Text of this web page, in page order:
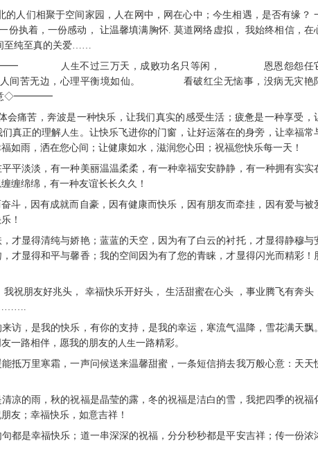
的人们相聚于空间家园，人在网中，网在心中；今生相遇，是否有缘？
份执着，一份感动， 让温馨填满胸怀. 莫道网络虚拟， 我始终相信，在
至纯至真的关爱……
◇━━━━
人生不过三万天，成败功名只等闲， 恩恩怨怨任
苦无边，心理平衡境如仙。 看破红尘无恼事，没病无灾艳
◇━━━━
会痛苦，奔波是一种快乐，让我们真实的感受生活；疲惫是一种享受，
真正的理解人生 。让快乐飞进你的门窗，让好运落在的身旁，让幸福常
如雨，洒在您心间；让健康如水，滋润您心田；祝福您快乐每一天！
平淡淡，有一种美丽温温柔柔，有一种幸福安安静静，有一种拥有实实
缠绵绵，有一种友谊长长久久！
斗，因有成就而自豪，因有健康而快乐，因有朋友而牵挂，因有爱与被
！
才显得清纯与娇艳；蓝蓝的天空，因为有了白云的衬托，才显得静穆与
才显得和平与馨香；我的空间因为有了您的青睐，才显得闪光而精彩！
祝朋友好兆头， 幸福快乐开好头， 生活甜蜜在心头 ，事业腾飞有奔头
访，是我的快乐，有你的支持，是我的幸运，寒流气温降，雪花满天飘。
一路相伴，愿我的朋友的 人生一路精彩。
抵万里寒霜，一声问候送来温馨甜蜜，一条短信捎去我万般心意：天天
凉的雨，秋的祝福是晶莹的露，冬的祝福是洁白的雪，我把四季的祝福
友；幸福快乐，如意吉祥！
都是幸福快乐；道一串深深的祝福，分分秒秒都是平安吉祥；传一份浓